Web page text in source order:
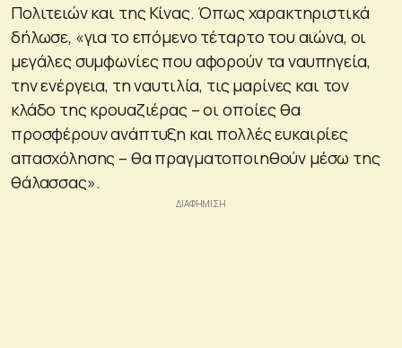
Πολιτειών και της Κίνας. Όπως χαρακτηριστικά
δήλωσε, «για το επόμενο τέταρτο του αιώνα, οι
μεγάλες συμφωνίες που αφορούν τα ναυπηγεία,
την ενέργεια, τη ναυτιλία, τις μαρίνες και τον
κλάδο της κρουαζιέρας – οι οποίες θα
προσφέρουν ανάπτυξη και πολλές ευκαιρίες
απασχόλησης – θα πραγματοποιηθούν μέσω της
θάλασσας».